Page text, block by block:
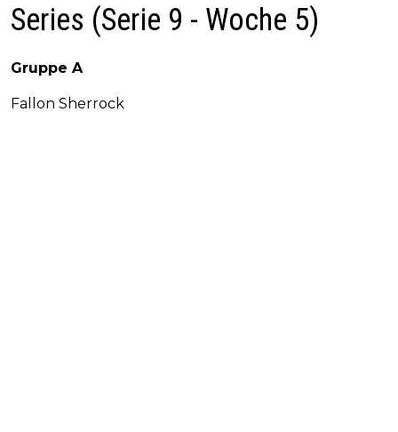
Series (Serie 9 - Woche 5)
Gruppe A
Fallon Sherrock